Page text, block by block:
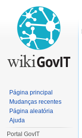
Página principal
Mudanças recentes
Página aleatória
Ajuda
Portal GovIT